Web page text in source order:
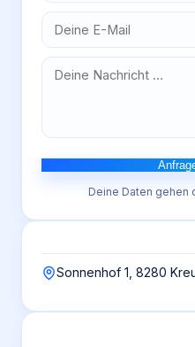
Deine Daten gehen
Sonnenhof 1, 8280